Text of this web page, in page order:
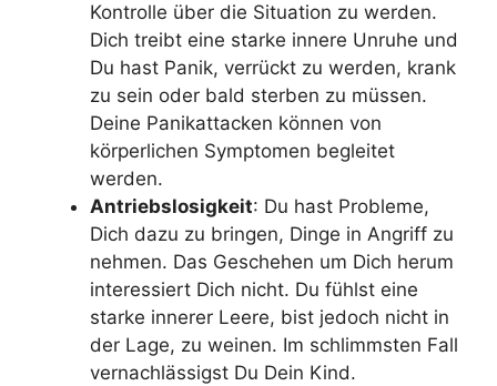
Kontrolle über die Situation zu werden.
Dich treibt eine starke innere Unruhe und
Du hast Panik, verrückt zu werden, krank
zu sein oder bald sterben zu müssen.
Deine Panikattacken können von
körperlichen Symptomen begleitet
werden.
Antriebslosigkeit: Du hast Probleme,
Dich dazu zu bringen, Dinge in Angriff zu
nehmen. Das Geschehen um Dich herum
interessiert Dich nicht. Du fühlst eine
starke innerer Leere, bist jedoch nicht in
der Lage, zu weinen. Im schlimmsten Fall
vernachlässigst Du Dein Kind.